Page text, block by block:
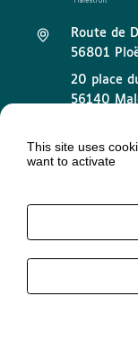
Route de
56801
20 place
56140
This site uses
want to activate